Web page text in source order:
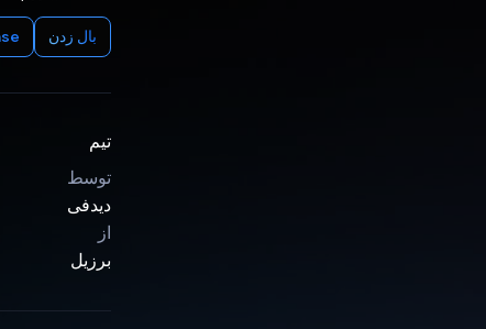
بال زدن
تیم
توسط
دیدفی
از
برزیل